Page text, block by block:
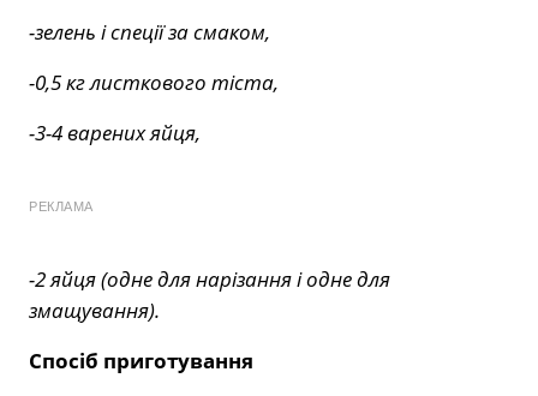
-зелень і спеції за смаком,
-0,5 кг листкового тіста,
-3-4 варених яйця,
РЕКЛАМА
-2 яйця (одне для нарізання і одне для
змащування).
Спосіб приготування